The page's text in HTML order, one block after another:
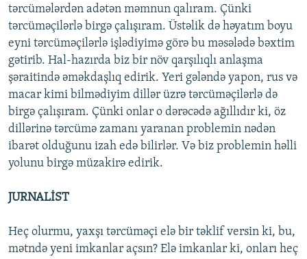
tərcümələrdən adətən məmnun qalıram. Çünki
tərcüməçilərlə birgə çalışıram. Üstəlik də həyatım boyu
eyni tərcüməçilərlə işlədiyimə görə bu məsələdə bəxtim
gətirib. Hal-hazırda biz bir növ qarşılıqlı anlaşma
şəraitində əməkdaşlıq edirik. Yeri gələndə yapon, rus və
macar kimi bilmədiyim dillər üzrə tərcüməçilərlə də
birgə çalışıram. Çünki onlar o dərəcədə ağıllıdır ki, öz
dillərinə tərcümə zamanı yaranan problemin nədən
ibarət olduğunu izah edə bilirlər. Və biz problemin həlli
yolunu birgə müzakirə edirik.
JURNALİST
Heç olurmu, yaxşı tərcüməçi elə bir təklif versin ki, bu,
mətndə yeni imkanlar açsın? Elə imkanlar ki, onları heç